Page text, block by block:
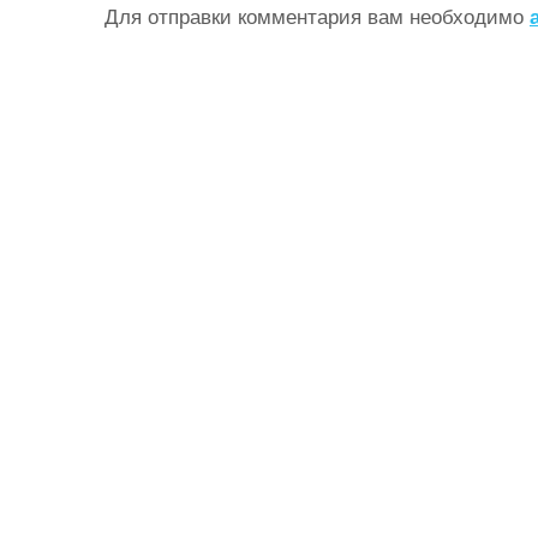
Для отправки комментария вам необходимо